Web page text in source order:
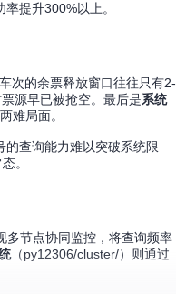
提升300%以上。
次的余票释放窗口往往只有2-
源早已被抢空。最后是系统
难局面。
查询能力难以突破系统限
。
多节点协同监控，将查询频率
（py12306/cluster/）则通过